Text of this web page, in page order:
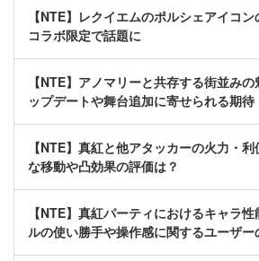
【NTE】レクイエムのポルシェアイコ
コラボ限定で話題に
【NTE】アノマリーと共存する街並み
ップデートや舞台追加に寄せられる期待
【NTE】真紅と他アタッカーの火力・
な移動や凸効果の評価は？
【NTE】真紅パーティにおけるキャラ
ルの使い勝手や操作感に関するユーザー